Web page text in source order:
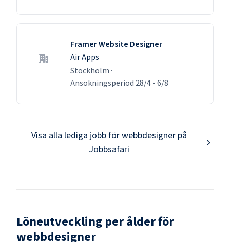
Framer Website Designer
Air Apps
Stockholm ·
Ansökningsperiod 28/4-6/8
Visa alla lediga jobb förwebbdesigner på
Jobbsafari
Löneutveckling per ålder för
webbdesigner